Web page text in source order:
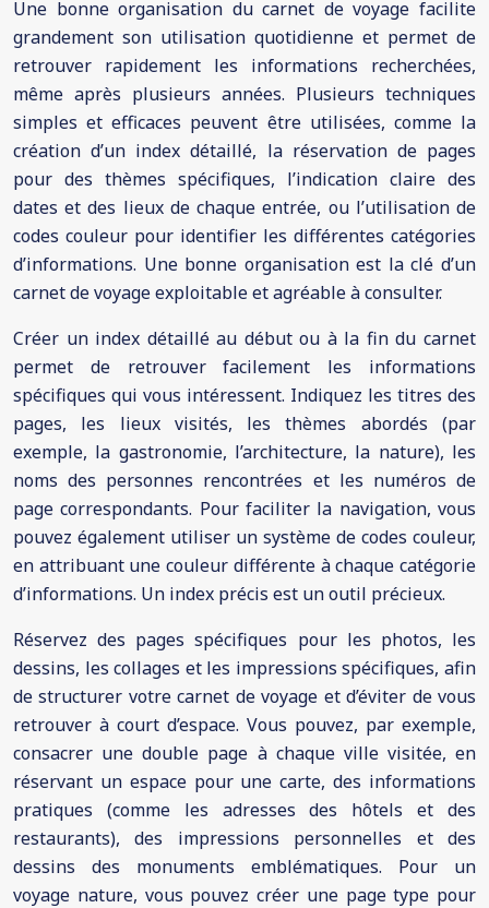
Une bonne organisation du carnet de voyage facilite
grandement son utilisation quotidienne et permet de
retrouver rapidement les informations recherchées,
même après plusieurs années. Plusieurs techniques
simples et efficaces peuvent être utilisées, comme la
création d’un index détaillé, la réservation de pages
pour des thèmes spécifiques, l’indication claire des
dates et des lieux de chaque entrée, ou l’utilisation de
codes couleur pour identifier les différentes catégories
d’informations. Une bonne organisation est la clé d’un
carnet de voyage exploitable et agréable à consulter.
Créer un index détaillé au début ou à la fin du carnet
permet de retrouver facilement les informations
spécifiques qui vous intéressent. Indiquez les titres des
pages, les lieux visités, les thèmes abordés (par
exemple, la gastronomie, l’architecture, la nature), les
noms des personnes rencontrées et les numéros de
page correspondants. Pour faciliter la navigation, vous
pouvez également utiliser un système de codes couleur,
en attribuant une couleur différente à chaque catégorie
d’informations. Un index précis est un outil précieux.
Réservez des pages spécifiques pour les photos, les
dessins, les collages et les impressions spécifiques, afin
de structurer votre carnet de voyage et d’éviter de vous
retrouver à court d’espace. Vous pouvez, par exemple,
consacrer une double page à chaque ville visitée, en
réservant un espace pour une carte, des informations
pratiques (comme les adresses des hôtels et des
restaurants), des impressions personnelles et des
dessins des monuments emblématiques. Pour un
voyage nature, vous pouvez créer une page type pour